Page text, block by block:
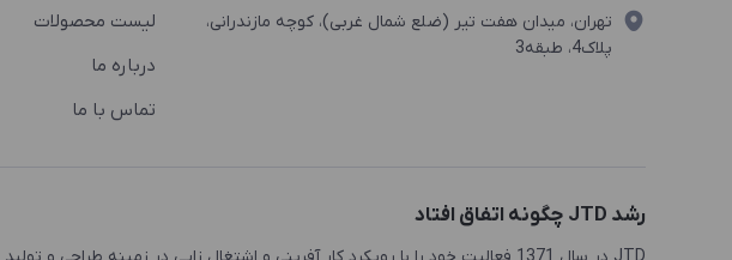
تهران، میدان هفت تیر (ضلع شمال غربی)، کوچه مازندرانی،
پلاک4، طبقه3
لیست محصولات
درباره ما
تماس با ما
رشد JTD چگونه اتفاق افتاد